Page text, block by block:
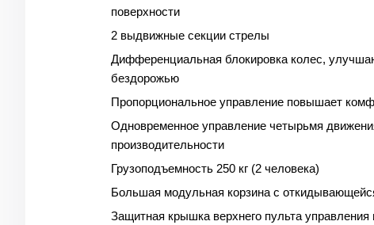
поверхности
2 выдвижные секции стрелы
Дифференциальная блокировка колес,
бездорожью
Пропорциональное управление повышает
Одновременное управление четырьмя
производительности
Грузоподъемность 250 кг (2 человека)
Большая модульная корзина с
Защитная крышка верхнего пульта управления